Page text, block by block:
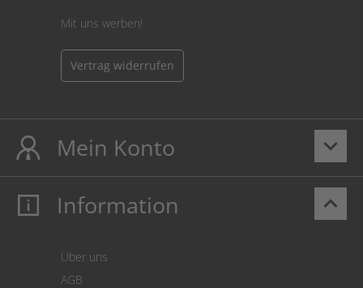
Mit uns werben!
Vertrag widerrufen
keyboard_arrow_down
Mein Konto
Mein Konto
keyboard_arrow_up
Information
Über uns
AGB